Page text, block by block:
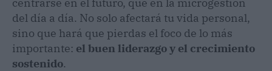
del día a día. No solo afectará tu vida personal,
sino que hará que pierdas el foco de lo más
importante: el buen liderazgo y el crecimiento
sostenido.